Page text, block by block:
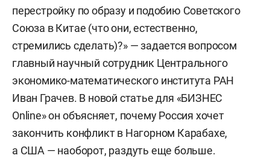
перестройку по образу и подобию Советского
Союза в Китае (что они, естественно,
стремились сделать)?» — задается вопросом
главный научный сотрудник Центрального
экономико-математического института РАН
Иван Грачев. В новой статье для «БИЗНЕС
Online» он объясняет, почему Россия хочет
закончить конфликт в Нагорном Карабахе,
а США — наоборот, раздуть еще больше.